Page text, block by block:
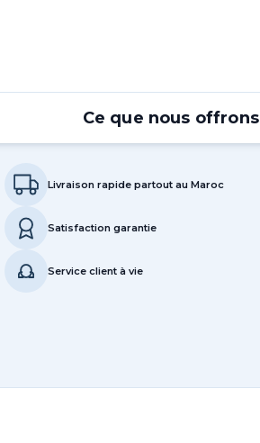
Ce que nous offrons
Livraison rapide partout au Maroc
Satisfaction garantie
Service client à vie